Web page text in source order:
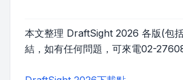
本文整理 DraftSight 2026 各版(包
結，如有任何問題，可來電02-